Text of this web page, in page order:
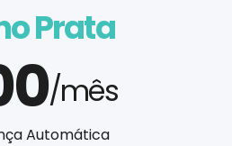
Prata
/mês
Automática